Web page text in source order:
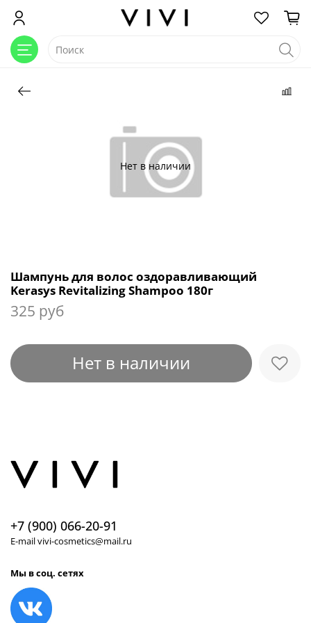
Нет в наличии
Шампунь для волос оздоравливающий
Kerasys Revitalizing Shampoo 180г
325 руб
Нет в наличии
+7 (900) 066-20-91
E-mail vivi-cosmetics@mail.ru
Мы в соц. сетях